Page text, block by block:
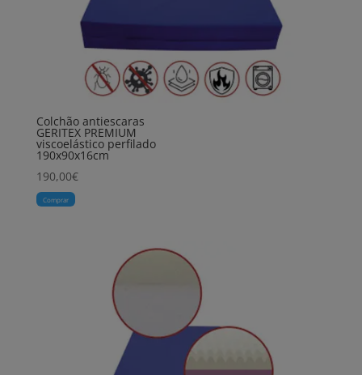
Colchão antiescaras
GERITEX PREMIUM
viscoelástico perfilado
190x90x16cm
190,00€
Comprar